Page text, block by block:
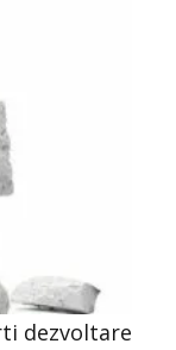
dezvoltare